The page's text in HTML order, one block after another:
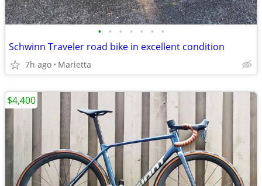
• • • • • • •
Schwinn Traveler road bike in excellent condition
7h ago Marietta
$4,400